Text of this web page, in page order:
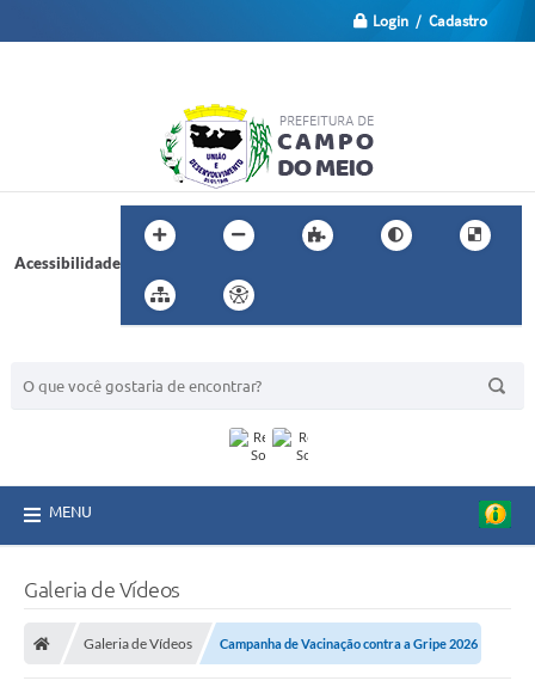
Login / Cadastro
Acessibilidade
MENU
Galeria de Vídeos
Galeria de Vídeos Campanha de Vacinação contra a Gripe 2026